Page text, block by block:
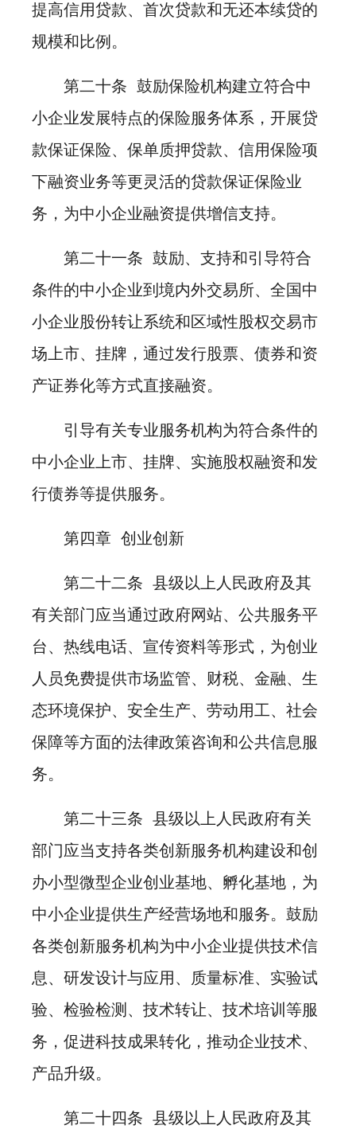
提高信用贷款、首次贷款和无还本续贷的
规模和比例。
第二十条 鼓励保险机构建立符合中
小企业发展特点的保险服务体系，开展贷
款保证保险、保单质押贷款、信用保险项
下融资业务等更灵活的贷款保证保险业
务，为中小企业融资提供增信支持。
第二十一条 鼓励、支持和引导符合
条件的中小企业到境内外交易所、全国中
小企业股份转让系统和区域性股权交易市
场上市、挂牌，通过发行股票、债券和资
产证券化等方式直接融资。
引导有关专业服务机构为符合条件的
中小企业上市、挂牌、实施股权融资和发
行债券等提供服务。
第四章 创业创新
第二十二条 县级以上人民政府及其
有关部门应当通过政府网站、公共服务平
台、热线电话、宣传资料等形式，为创业
人员免费提供市场监管、财税、金融、生
态环境保护、安全生产、劳动用工、社会
保障等方面的法律政策咨询和公共信息服
务。
第二十三条 县级以上人民政府有关
部门应当支持各类创新服务机构建设和创
办小型微型企业创业基地、孵化基地，为
中小企业提供生产经营场地和服务。鼓励
各类创新服务机构为中小企业提供技术信
息、研发设计与应用、质量标准、实验试
验、检验检测、技术转让、技术培训等服
务，促进科技成果转化，推动企业技术、
产品升级。
第二十四条 县级以上人民政府及其